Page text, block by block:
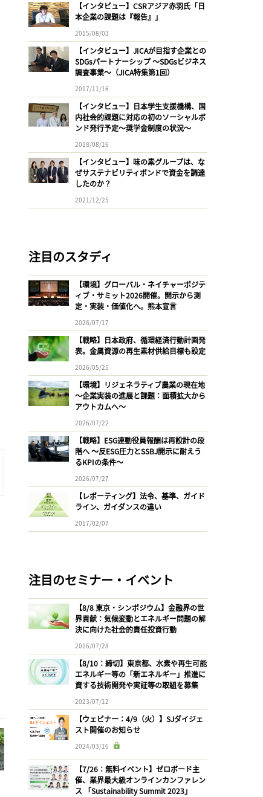
【インタビュー】CSRアジア赤羽氏「日
本企業の課題は『報告』」
2015/08/03
【インタビュー】JICAが目指す企業との
SDGsパートナーシップ 〜SDGsビジネス
調査事業〜（JICA特集第1回）
2017/11/16
【インタビュー】日本学生支援機構、国
内社会的課題に対応の初のソーシャルボ
ンド発行予定〜奨学金制度の状況〜
2018/08/16
【インタビュー】味の素グループは、な
ぜサステナビリティボンドで資金を調達
したのか？
2021/12/25
注目のスタディ
【環境】グローバル・ネイチャーポジテ
ィブ・サミット2026開催。開示から測
定・実装・価値化へ。熊本宣言
2026/07/17
【戦略】日本政府、循環経済行動計画発
表。金属資源の再生素材供給目標も設定
2026/05/25
【環境】リジェネラティブ農業の現在地
〜企業実装の進展と課題：面積拡大から
アウトカムへ〜
2026/07/22
【戦略】ESG連動役員報酬は再設計の段
階へ 〜反ESG圧力とSSBJ開示に耐えう
るKPIの条件〜
2026/07/27
【レポーティング】法令、基準、ガイド
ライン、ガイダンスの違い
2017/02/07
注目のセミナー・イベント
【8/8 東京・シンポジウム】金融界の世
界貢献：気候変動とエネルギー問題の解
決に向けた社会的責任投資行動
2016/07/28
【8/10：締切】東京都、水素や再生可能
エネルギー等の「新エネルギー」推進に
資する技術開発や実証等の取組を募集
2023/07/12
【ウェビナー：4/9（火）】SJダイジェ
スト開催のお知らせ
2024/03/16
【7/26：無料イベント】ゼロボード主
催、業界最大級オンラインカンファレン
ス 「Sustainability Summit 2023」